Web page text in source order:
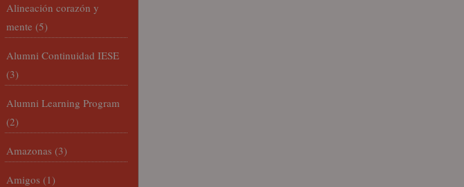
Alineación corazón y
mente (5)
Alumni Continuidad IESE
(3)
Alumni Learning Program
(2)
Amazonas (3)
Amigos (1)